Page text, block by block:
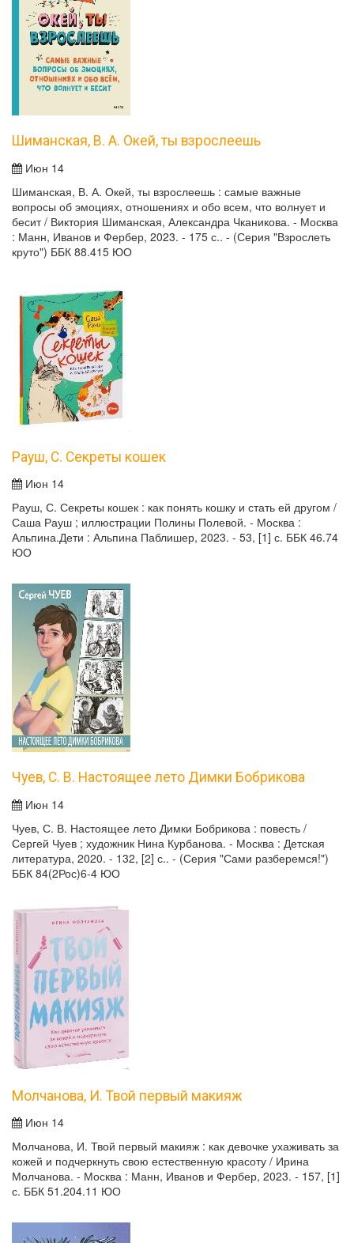
Шиманская, В. А. Окей, ты взрослеешь
Июн 14
Шиманская, В. А. Окей, ты взрослеешь : самые важные
вопросы об эмоциях, отношениях и обо всем, что волнует и
бесит / Виктория Шиманская, Александра Чканикова. - Москва
: Манн, Иванов и Фербер, 2023. - 175 с.. - (Серия "Взрослеть
круто") ББК 88.415 ЮО
Рауш, С. Секреты кошек
Июн 14
Рауш, С. Секреты кошек : как понять кошку и стать ей другом /
Саша Рауш ; иллюстрации Полины Полевой. - Москва :
Альпина.Дети : Альпина Паблишер, 2023. - 53, [1] с. ББК 46.74
ЮО
Чуев, С. В. Настоящее лето Димки Бобрикова
Июн 14
Чуев, С. В. Настоящее лето Димки Бобрикова : повесть /
Сергей Чуев ; художник Нина Курбанова. - Москва : Детская
литература, 2020. - 132, [2] с.. - (Серия "Сами разберемся!")
ББК 84(2Рос)6-4 ЮО
Молчанова, И. Твой первый макияж
Июн 14
Молчанова, И. Твой первый макияж : как девочке ухаживать за
кожей и подчеркнуть свою естественную красоту / Ирина
Молчанова. - Москва : Манн, Иванов и Фербер, 2023. - 157, [1]
с. ББК 51.204.11 ЮО